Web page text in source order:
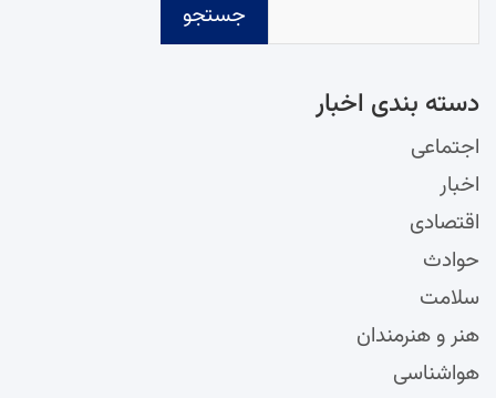
جستجو
دسته‌ بندی اخبار
اجتماعی
اخبار
اقتصادی
حوادث
سلامت
هنر و هنرمندان
هواشناسی